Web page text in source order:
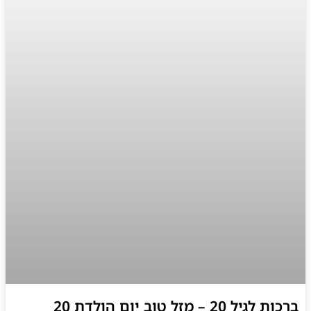
ברכות לגיל 20 – מזל טוב יום הולדת 20